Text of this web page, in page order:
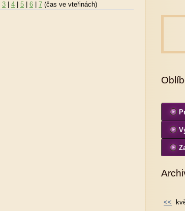
3 4 5 6 7 (čas ve vteřinách)
<<